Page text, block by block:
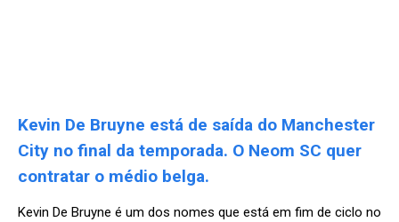
Kevin De Bruyne está de saída do Manchester
City no final da temporada. O Neom SC quer
contratar o médio belga.
Kevin De Bruyne é um dos nomes que está em fim de ciclo no